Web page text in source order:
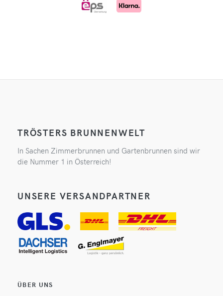
TRÖSTERS BRUNNENWELT
In Sachen Zimmerbrunnen und Gartenbrunnen sind wir
die Nummer 1 in Österreich!
UNSERE VERSANDPARTNER
ÜBER UNS